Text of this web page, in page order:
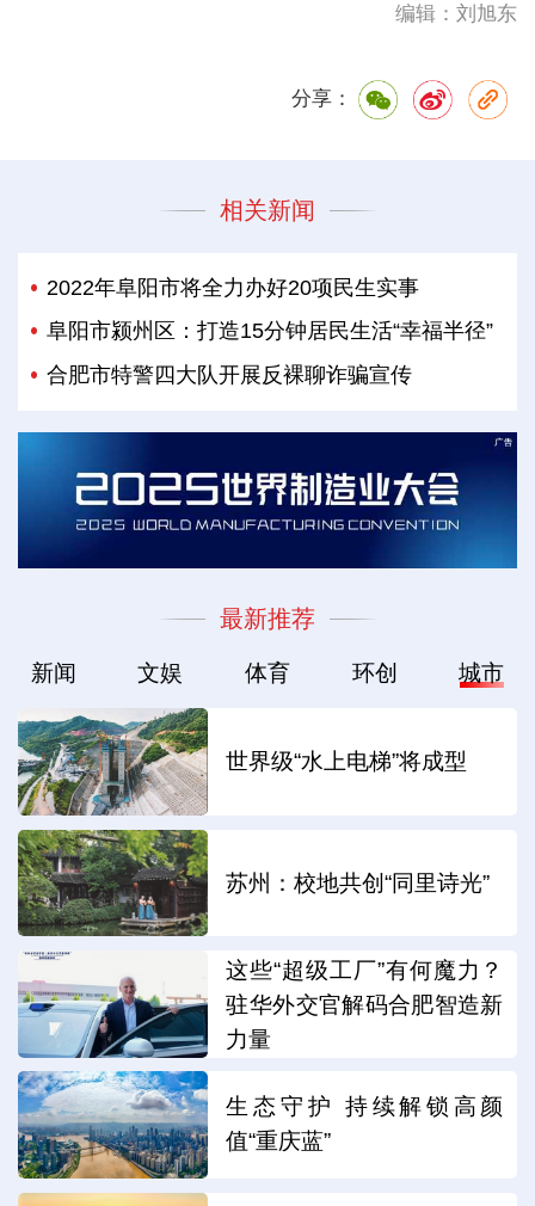
编辑：刘旭东
分享：
相关新闻
2022年阜阳市将全力办好20项民生实事
阜阳市颍州区：打造15分钟居民生活“幸福半径”
合肥市特警四大队开展反裸聊诈骗宣传
最新推荐
新闻 文娱 体育 环创 城市
世界级“水上电梯”将成型
苏州：校地共创“同里诗光”
这些“超级工厂”有何魔力？
驻华外交官解码合肥智造新
力量
生态守护 持续解锁高颜
值“重庆蓝”